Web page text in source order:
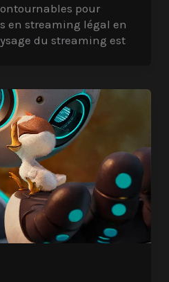
pour
en streaming légal en
du streaming est